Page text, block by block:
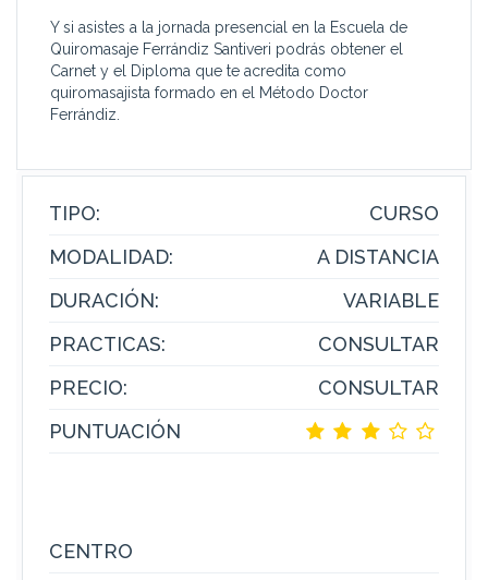
Y si asistes a la jornada presencial en la Escuela de
Quiromasaje Ferrándiz Santiveri podrás obtener el
Carnet y el Diploma que te acredita como
quiromasajista formado en el Método Doctor
Ferrándiz.
TIPO:
CURSO
MODALIDAD:
A DISTANCIA
DURACIÓN:
VARIABLE
PRACTICAS:
CONSULTAR
PRECIO:
CONSULTAR
PUNTUACIÓN
CENTRO